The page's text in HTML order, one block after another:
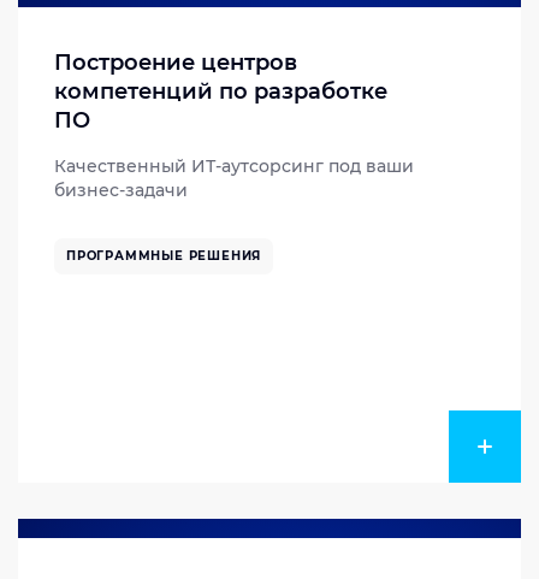
Построение центров
компетенций по разработке
ПО
Качественный ИТ-аутсорсинг под ваши
бизнес-задачи
ПРОГРАММНЫЕ РЕШЕНИЯ